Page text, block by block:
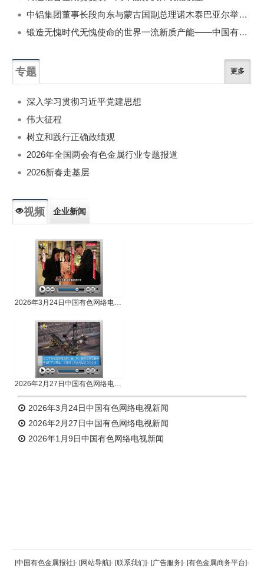
中铝集团董事长段向东与蒙古国副总理诺木泰巴亚尔举行会谈
锻造无愧时代无愧使命的世界一流新质产能——中国有色金属工业的战略应对与破局之道（二）
专题 更多
深入学习贯彻习近平党建思想
伟大征程
树立和践行正确政绩观
2026年全国两会有色金属行业专题报道
2026新春走基层
视频 企业新闻
2026年3月24日中国有色网络电视新闻
2026年2月27日中国有色网络电视新闻
2026年3月24日中国有色网络电视新闻
2026年2月27日中国有色网络电视新闻
2026年1月9日中国有色网络电视新闻
返回顶部
[中国有色金属报社]- [网站导航]- [联系我们]- [广告服务]- [有色金属商务平台]-